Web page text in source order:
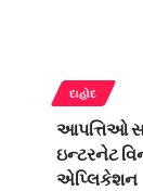
દાહોદ
આપત્તિઓ
ઇન્ટરનેટ
એપ્લિકેશન